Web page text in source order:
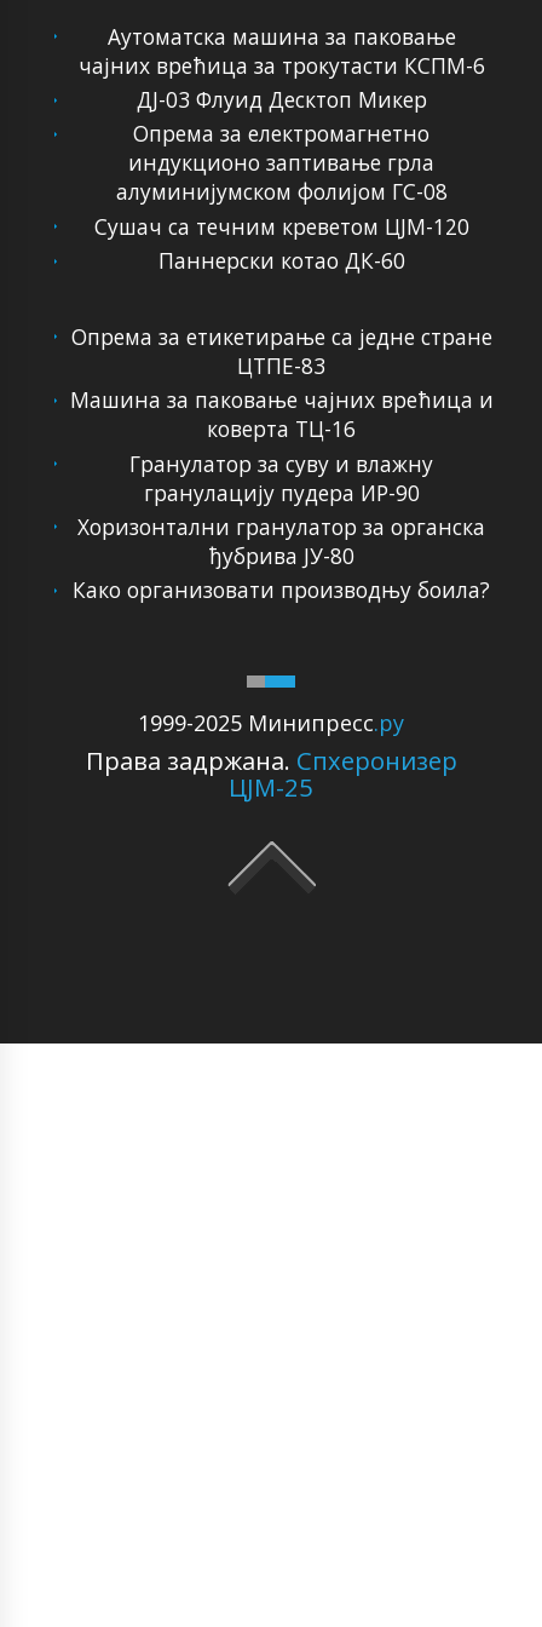
Аутоматска машина за паковање
чајних врећица за трокутасти КСПМ-6
ДЈ-03 Флуид Десктоп Микер
Опрема за електромагнетно
индукционо заптивање грла
алуминијумском фолијом ГС-08
Сушач са течним креветом ЦЈМ-120
Паннерски котао ДК-60
1999-2025 Минипресс.ру
Права задржана. Спхеронизер
ЦЈМ-25
Опрема за етикетирање са једне стране
ЦТПЕ-83
Машина за паковање чајних врећица и
коверта ТЦ-16
Гранулатор за суву и влажну
гранулацију пудера ИР-90
Хоризонтални гранулатор за органска
ђубрива ЈУ-80
Како организовати производњу боила?